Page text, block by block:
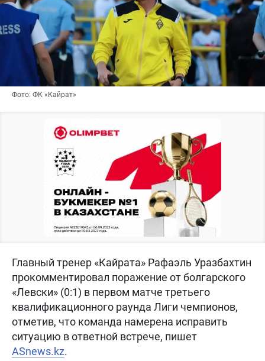
Фото: ФК «Кайрат»
Главный тренер «Кайрата» Рафаэль Уразбахтин
прокомментировал поражение от болгарского
«Левски» (0:1) в первом матче третьего
квалификационного раунда Лиги чемпионов,
отметив, что команда намерена исправить
ситуацию в ответной встрече, пишет
ASnews.kz.